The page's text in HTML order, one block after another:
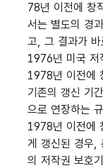
78년 이전에 창
서는 별도의 경
고, 그 결과가
1976년 미국 저
1978년 이전에
기존의 갱신 기
으로 연장하는
1978년 이전에
게 갱신된 경우
의 저작권 보호